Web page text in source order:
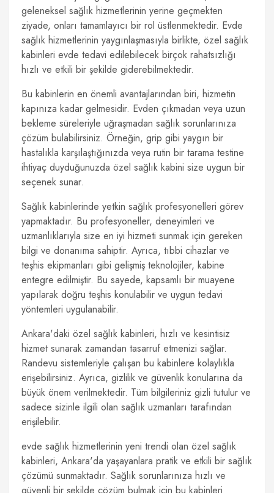
geleneksel sağlık hizmetlerinin yerine geçmekten
ziyade, onları tamamlayıcı bir rol üstlenmektedir. Evde
sağlık hizmetlerinin yaygınlaşmasıyla birlikte, özel sağlık
kabinleri evde tedavi edilebilecek birçok rahatsızlığı
hızlı ve etkili bir şekilde giderebilmektedir.
Bu kabinlerin en önemli avantajlarından biri, hizmetin
kapınıza kadar gelmesidir. Evden çıkmadan veya uzun
bekleme süreleriyle uğraşmadan sağlık sorunlarınıza
çözüm bulabilirsiniz. Örneğin, grip gibi yaygın bir
hastalıkla karşılaştığınızda veya rutin bir tarama testine
ihtiyaç duyduğunuzda özel sağlık kabini size uygun bir
seçenek sunar.
Sağlık kabinlerinde yetkin sağlık profesyonelleri görev
yapmaktadır. Bu profesyoneller, deneyimleri ve
uzmanlıklarıyla size en iyi hizmeti sunmak için gereken
bilgi ve donanıma sahiptir. Ayrıca, tıbbi cihazlar ve
teşhis ekipmanları gibi gelişmiş teknolojiler, kabine
entegre edilmiştir. Bu sayede, kapsamlı bir muayene
yapılarak doğru teşhis konulabilir ve uygun tedavi
yöntemleri uygulanabilir.
Ankara'daki özel sağlık kabinleri, hızlı ve kesintisiz
hizmet sunarak zamandan tasarruf etmenizi sağlar.
Randevu sistemleriyle çalışan bu kabinlere kolaylıkla
erişebilirsiniz. Ayrıca, gizlilik ve güvenlik konularına da
büyük önem verilmektedir. Tüm bilgileriniz gizli tutulur ve
sadece sizinle ilgili olan sağlık uzmanları tarafından
erişilebilir.
evde sağlık hizmetlerinin yeni trendi olan özel sağlık
kabinleri, Ankara'da yaşayanlara pratik ve etkili bir sağlık
çözümü sunmaktadır. Sağlık sorunlarınıza hızlı ve